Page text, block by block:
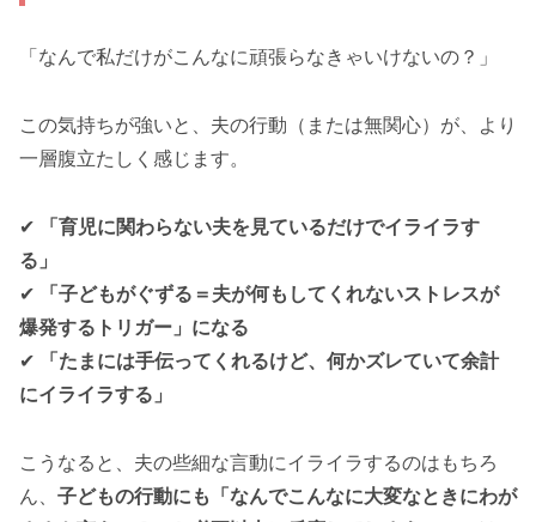
「なんで私だけがこんなに頑張らなきゃいけないの？」
この気持ちが強いと、夫の行動（または無関心）が、より
一層腹立たしく感じます。
✔
「育児に関わらない夫を見ているだけでイライラす
る」
✔
「子どもがぐずる＝夫が何もしてくれないストレスが
爆発するトリガー」になる
✔
「たまには手伝ってくれるけど、何かズレていて余計
にイライラする」
こうなると、夫の些細な言動にイライラするのはもちろ
ん、 子どもの行動にも「なんでこんなに大変なときにわが